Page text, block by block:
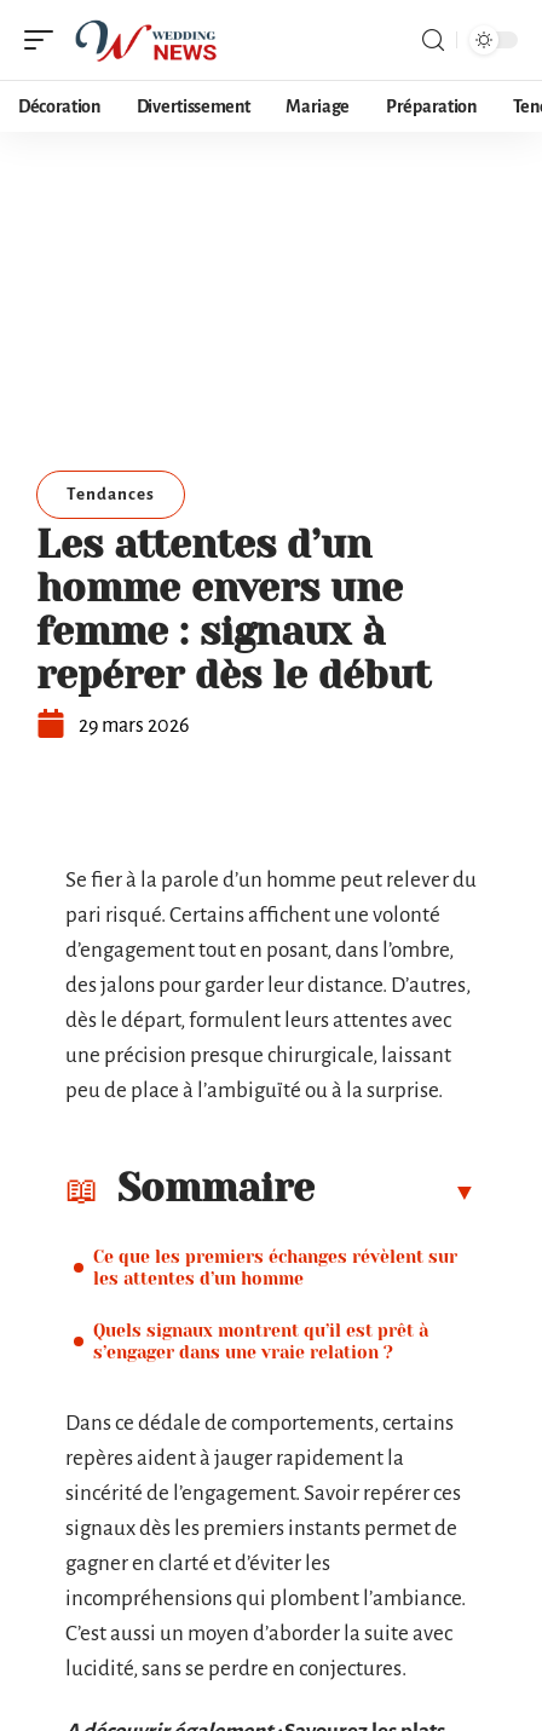
Décoration Divertissement Mariage Préparation
Tendances
Les attentes d’un
homme envers une
femme : signaux à
repérer dès le début
29 mars 2026
Se fier à la parole d’un homme peut relever du
pari risqué. Certains affichent une volonté
d’engagement tout en posant, dans l’ombre,
des jalons pour garder leur distance. D’autres,
dès le départ, formulent leurs attentes avec
une précision presque chirurgicale, laissant
peu de place à l’ambiguïté ou à la surprise.
Sommaire
Ce que les premiers échanges révèlent sur
les attentes d’un homme
Quels signaux montrent qu’il est prêt à
s’engager dans une vraie relation ?
Dans ce dédale de comportements, certains
repères aident à jauger rapidement la
sincérité de l’engagement. Savoir repérer ces
signaux dès les premiers instants permet de
gagner en clarté et d’éviter les
incompréhensions qui plombent l’ambiance.
C’est aussi un moyen d’aborder la suite avec
lucidité, sans se perdre en conjectures.